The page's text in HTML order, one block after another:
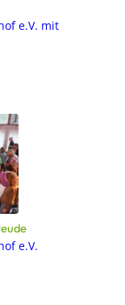
e.V. mit
e.V.